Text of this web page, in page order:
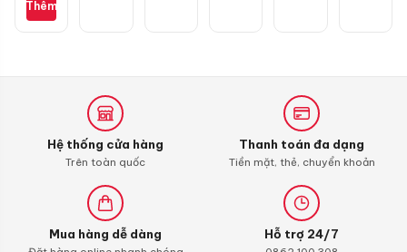
Honda
Thêm
Hệ thống cửa hàng
Trên toàn quốc
Thanh toán đa dạng
Tiền mặt, thẻ, chuyển khoản
Mua hàng dễ dàng Hỗ trợ 24/7